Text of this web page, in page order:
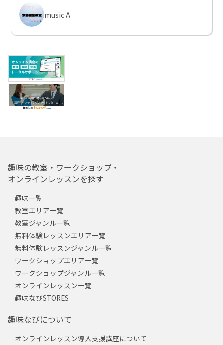
music A
趣味の教室・ワークショップ・
オンラインレッスンを探す
趣味一覧
教室エリア一覧
教室ジャンル一覧
無料体験レッスンエリア一覧
無料体験レッスンジャンル一覧
ワークショップエリア一覧
ワークショップジャンル一覧
オンラインレッスン一覧
趣味なびSTORES
趣味なびについて
オンラインレッスン導入支援講座について